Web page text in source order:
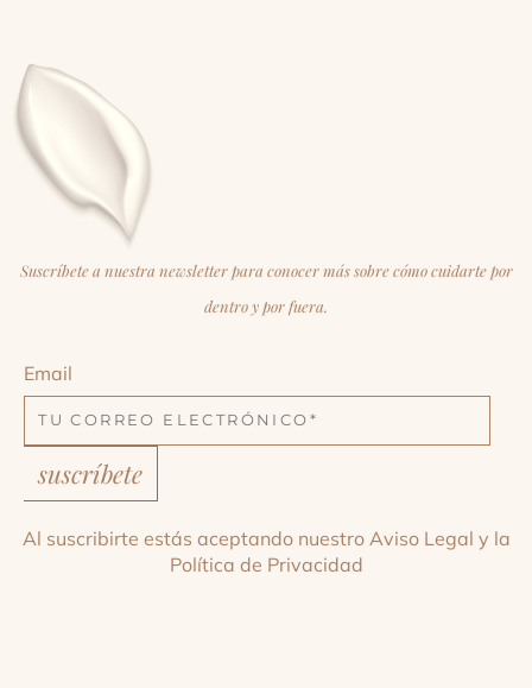
Suscríbete a nuestra newsletter para conocer más sobre cómo cuidarte por
dentro y por fuera.
Email
suscríbete
Al suscribirte estás aceptando nuestro Aviso Legal y la
Política de Privacidad